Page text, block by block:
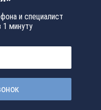
и специалист
1 минуту